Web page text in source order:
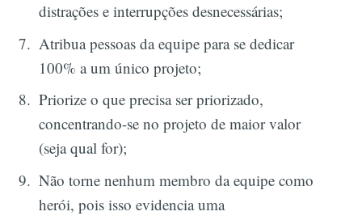
distrações e interrupções desnecessárias;
Atribua pessoas da equipe para se dedicar
100% a um único projeto;
Priorize o que precisa ser priorizado,
concentrando-se no projeto de maior valor
(seja qual for);
Não torne nenhum membro da equipe como
herói, pois isso evidencia uma